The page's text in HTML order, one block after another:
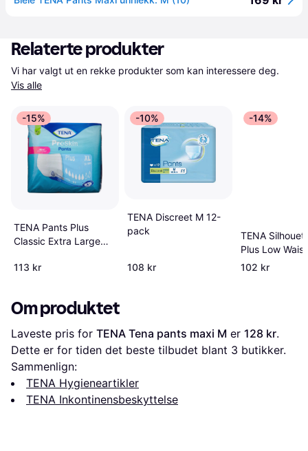
Relaterte produkter
Vis alle
-15%
TENA Pants Plus
Classic Extra Large
113 kr
-10%
TENA Discreet M 12-
pack
108 kr
-14%
TENA
Plus Low
stk
102 kr
Om produktet
Laveste pris for TENA Tena pants maxi M er 128 kr.
Dette er for tiden det beste tilbudet blant 3 butikker.
Sammenlign:
TENA Hygieneartikler
TENA Inkontinensbeskyttelse